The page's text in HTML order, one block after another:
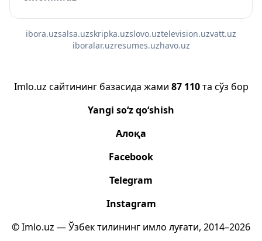
ibora.uzsalsa.uzskripka.uzslovo.uztelevision.uzvatt.uz
iboralar.uzresumes.uzhavo.uz
Imlo.uz сайтининг базасида жами 87 110та сўз бор
Yangi so‘z qo‘shish
Алоқа
Facebook
Telegram
Instagram
© Imlo.uz — Ўзбек тилининг имло луғати, 2014–2026